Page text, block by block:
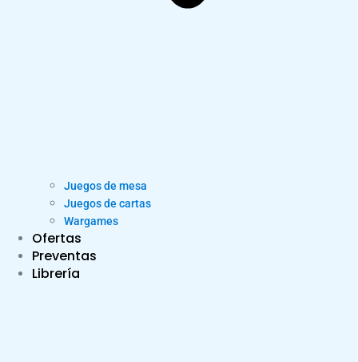
Juegos de mesa
Juegos de cartas
Wargames
Ofertas
Preventas
Librería